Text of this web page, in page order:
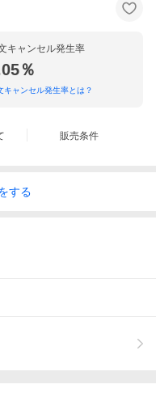
キャンセル発生率
％
キャンセル発生率とは？
販売条件
する